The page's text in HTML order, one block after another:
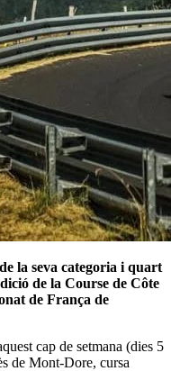
la seva categoria i quart
de la Course de Côte
de França de
cap de setmana (dies 5
de Mont-Dore, cursa